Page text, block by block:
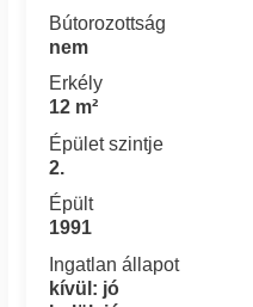
Bútorozottság
nem
Erkély
12 m²
Épület szintje
2.
Épült
1991
Ingatlan állapot
kívül: jó